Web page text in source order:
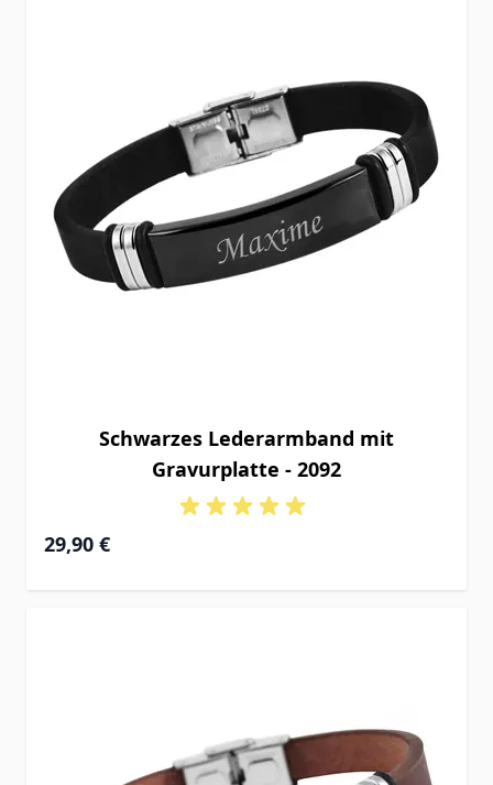
Schwarzes Lederarmband mit
Gravurplatte - 2092
29,90 €